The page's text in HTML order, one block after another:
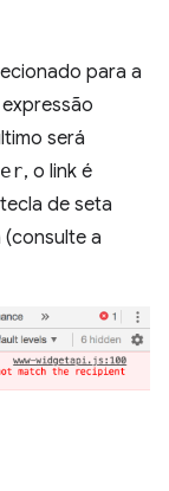
para a
será
, o link é
de seta
(consulte a